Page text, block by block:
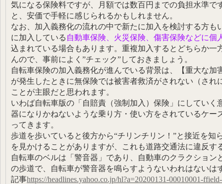
気になる保険料ですが、月額では数百円までの負担水準で
と、安価で手軽に感じられるかもしれません。
なお、加入義務化の流れの中で新たに加入を検討する方も
に加入している 自動車保険、火災保険、傷害保険などに個
込まれている場合もあります。重複加入するとどちらか一
んので、事前によく”チェック”しておきましょう。
自転車保険の加入義務化が進んでいる背景は、【重大な加
が発生したときに無保険では被害者救済がされない（され
ことが主眼だと思われます。
いわば自転車版の「自賠責（強制加入）保険」にしていく
器になりかねないような乗り方・使い方をされているケー
ってきます。
歩道を歩いていると後方から“チリンチリン！”と接近を知
を見かけることがありますが、これも道路交通法に違反す
自転車のベルは「警音器」であり、自動車のクラクション
の歩道で、自転車が警音器を鳴らすようないわれはないは
記事https://headlines.yahoo.co.jp/hl?a=20200131-00010001-